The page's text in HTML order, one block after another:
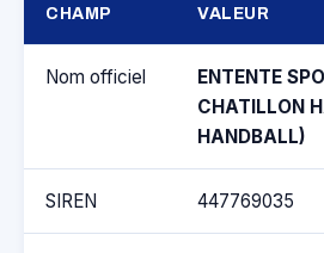
CHAMP VALEUR
Nom officiel
ENTENTE
CHATILLON
HANDBALL)
SIREN 447769035